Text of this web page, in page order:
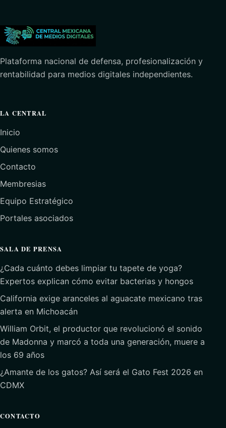
Plataforma nacional de defensa, profesionalización y
rentabilidad para medios digitales independientes.
LA CENTRAL
Inicio
Quienes somos
Contacto
Membresias
Equipo Estratégico
Portales asociados
SALA DE PRENSA
¿Cada cuánto debes limpiar tu tapete de yoga?
Expertos explican cómo evitar bacterias y hongos
California exige aranceles al aguacate mexicano tras
alerta en Michoacán
William Orbit, el productor que revolucionó el sonido
de Madonna y marcó a toda una generación, muere a
los 69 años
¿Amante de los gatos? Así será el Gato Fest 2026 en
CDMX
CONTACTO